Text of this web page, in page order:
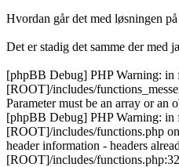
Hvordan går det med løsningen
Det er stadig det samme der med
[phpBB Debug] PHP Warning: in
[ROOT]/includes/
Parameter must be an array or an
[phpBB Debug] PHP Warning: in
[ROOT]/includes/functions.php
header information - headers
[ROOT]/includes/